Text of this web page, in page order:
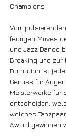
Champions
Vom
feurigen Moves
und Jazz Dance
Breaking und zur
Formation ist
Genuss für
Meisterwerke für
entscheiden,
welches
Award gewinnen